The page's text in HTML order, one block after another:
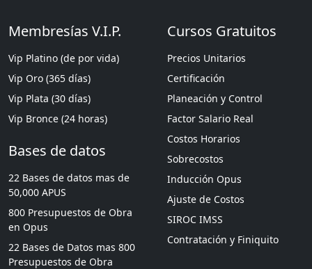
Membresías V.I.P.
Vip Platino (de por vida)
Vip Oro (365 días)
Vip Plata (30 días)
Vip Bronce (24 horas)
Bases de datos
22 Bases de datos mas de
50,000 APUS
800 Presupuestos de Obra
en Opus
22 Bases de Datos mas 800
Presupuestos de Obra
Cursos Gratuitos
Precios Unitarios
Certificación
Planeación y Control
Factor Salario Real
Costos Horarios
Sobrecostos
Inducción Opus
Ajuste de Costos
SIROC IMSS
Contratación y Finiquito